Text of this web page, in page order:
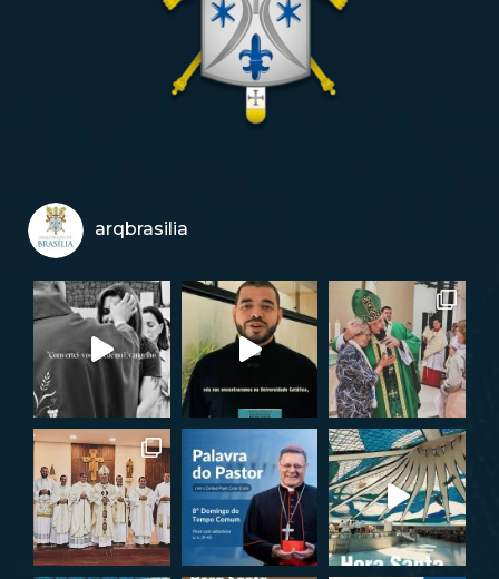
arqbrasilia